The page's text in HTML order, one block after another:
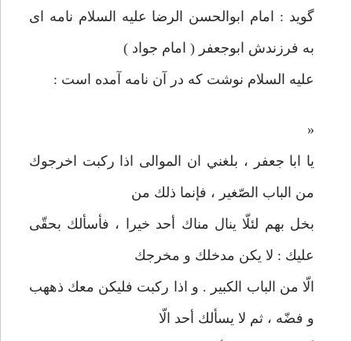
گويد : امام ابوالحسن الرضا عليه السلام نامه ای
به فرزندش ابوجعفر ( امام جواد )
عليه السلام نوشت كه در آن نامه آمده است :
«
يا ابا جعفر ، بلغني ان الموالی اذا ركبت اخرجوك
من الباب الصّغير ، فإنما ذلك من
بخل بهم لئلّا ينال مناك أحد خيرا ، فأسألك بحقّی
عليك : لا يكن مدخلك و مخرجك
الّا من الباب الكبير . و اذا ركبت فليكن معك ذههب
و فضّه ، ثم لا يسألك أحد الّا